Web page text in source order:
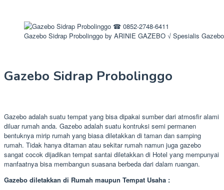
Gazebo Sidrap Probolinggo by ARINIE GAZEBO √ Spesialis
Gazebo Sidrap Probolinggo
Gazebo adalah suatu tempat yang bisa dipakai sumber dari atmosfir alami
diluar rumah anda. Gazebo adalah suatu kontruksi semi permanen
bentuknya mirip rumah yang biasa diletakkan di taman dan samping
rumah. Tidak hanya ditaman atau sekitar rumah namun juga gazebo
sangat cocok dijadikan tempat santai diletakkan di Hotel yang mempunyai
manfaatnya bisa membangun suasana berbeda dari dalam ruangan.
Gazebo diletakkan di Rumah maupun Tempat Usaha :